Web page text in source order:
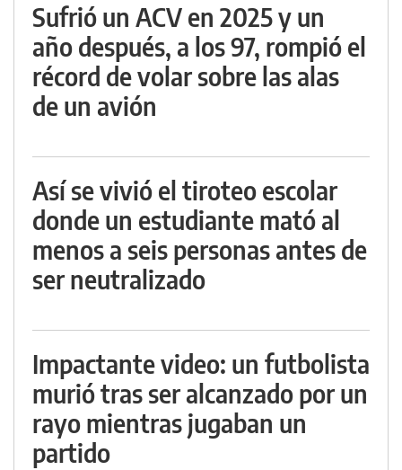
Sufrió un ACV en 2025 y un
año después, a los 97, rompió el
récord de volar sobre las alas
de un avión
Así se vivió el tiroteo escolar
donde un estudiante mató al
menos a seis personas antes de
ser neutralizado
Impactante video: un futbolista
murió tras ser alcanzado por un
rayo mientras jugaban un
partido